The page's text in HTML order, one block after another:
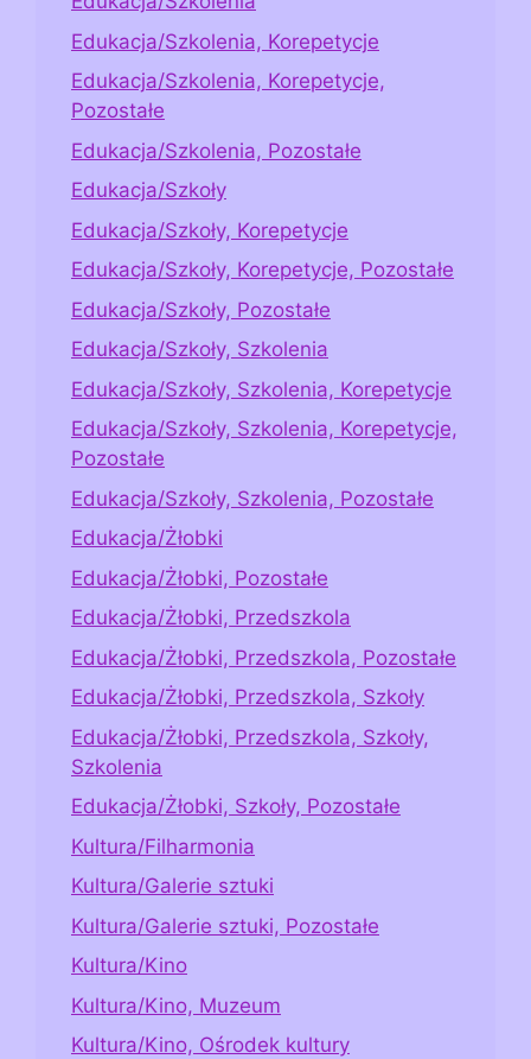
Edukacja/Szkolenia, Korepetycje
Edukacja/Szkolenia, Korepetycje,
Pozostałe
Edukacja/Szkolenia, Pozostałe
Edukacja/Szkoły
Edukacja/Szkoły, Korepetycje
Edukacja/Szkoły, Korepetycje, Pozostałe
Edukacja/Szkoły, Pozostałe
Edukacja/Szkoły, Szkolenia
Edukacja/Szkoły, Szkolenia, Korepetycje
Edukacja/Szkoły, Szkolenia, Korepetycje,
Pozostałe
Edukacja/Szkoły, Szkolenia, Pozostałe
Edukacja/Żłobki
Edukacja/Żłobki, Pozostałe
Edukacja/Żłobki, Przedszkola
Edukacja/Żłobki, Przedszkola, Pozostałe
Edukacja/Żłobki, Przedszkola, Szkoły
Edukacja/Żłobki, Przedszkola, Szkoły,
Szkolenia
Edukacja/Żłobki, Szkoły, Pozostałe
Kultura/Filharmonia
Kultura/Galerie sztuki
Kultura/Galerie sztuki, Pozostałe
Kultura/Kino
Kultura/Kino, Muzeum
Kultura/Kino, Ośrodek kultury